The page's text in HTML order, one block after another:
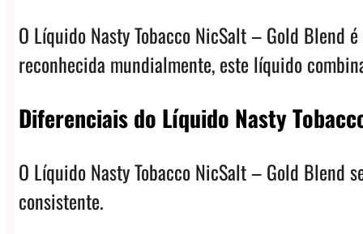
O Líquido Nasty Tobacco NicSalt – Gold Blend
reconhecida mundialmente, este líquido
Diferenciais do Líquido Nasty
O Líquido Nasty Tobacco NicSalt – Gold
consistente.